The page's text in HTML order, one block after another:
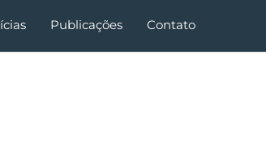
Publicações Contato